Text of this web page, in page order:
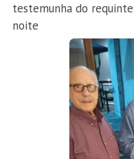
testemunha do
noite